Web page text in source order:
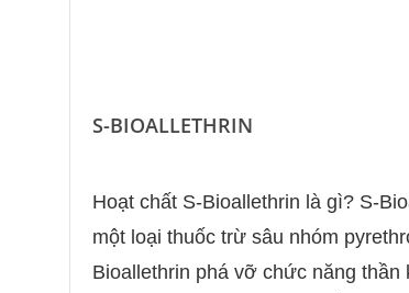
S-BIOALLETHRIN
Hoạt chất S-Bioallethrin là gì? S-
một loại thuốc trừ sâu nhóm
Bioallethrin phá vỡ chức năng thần